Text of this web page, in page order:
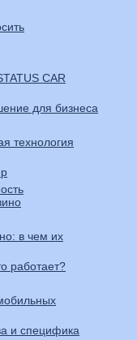
CAR
для бизнеса
технология
в чем их
работает?
и специфика